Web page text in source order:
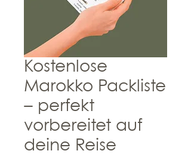
Kostenlose
Marokko Packliste
– perfekt
vorbereitet auf
deine Reise